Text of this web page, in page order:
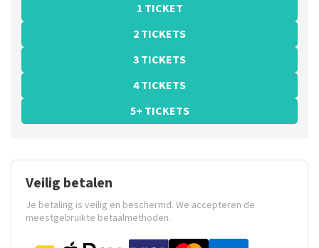
1 TICKET
2 TICKETS
3 TICKETS
4 TICKETS
5+ TICKETS
Veilig betalen
Je betaling is veilig en beschermd. We accepteren de
meestgebruikte betaalmethoden.